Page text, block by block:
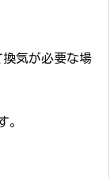
気が必要な場
。